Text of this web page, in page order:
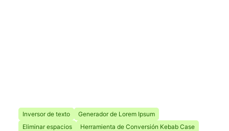
Inversor de texto
Generador de Lorem Ipsum
Eliminar espacios
Herramienta de Conversión Kebab Case